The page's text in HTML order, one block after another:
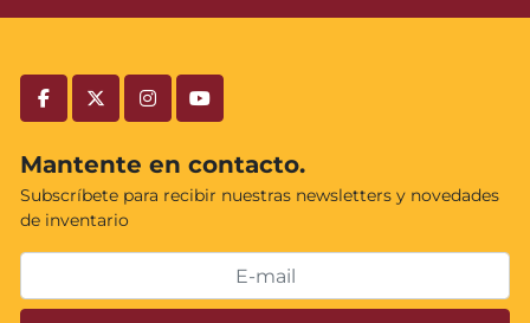
facebooktwitterinstagramyoutube
Mantente en contacto.
Subscríbete para recibir nuestras newsletters y novedades
de inventario